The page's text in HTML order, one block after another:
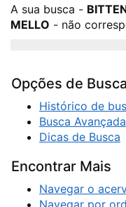
A sua busca -
MELLO - não
Opções de Busca
Histórico de
Busca Avançada
Dicas de Busca
Encontrar Mais
Navegar o
Navegar por